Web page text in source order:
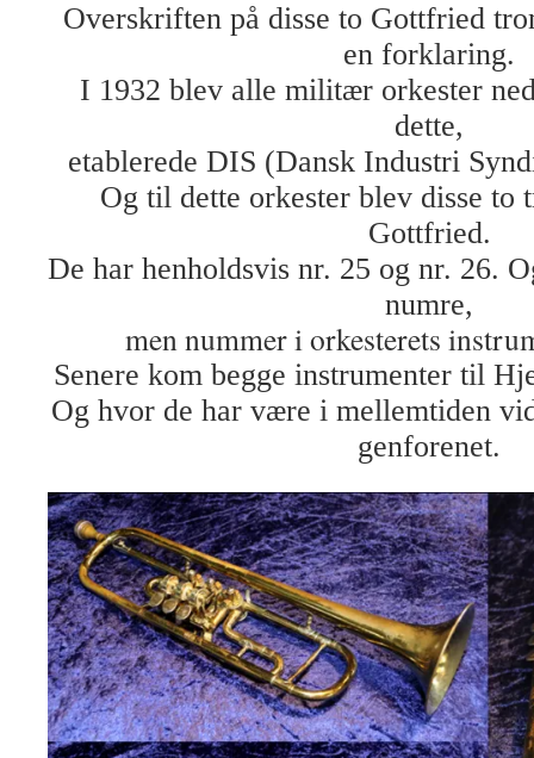
Overskriften på disse to Gottfried
en forklaring.
I 1932 blev alle militær orkester
dette,
etablerede DIS (Dansk Industri
Og til dette orkester blev disse to
Gottfried.
De har henholdsvis nr. 25 og nr. 26.
numre,
men nummer i orkesterets
Senere kom begge instrumenter til
Og hvor de har være i mellemtiden
genforenet.